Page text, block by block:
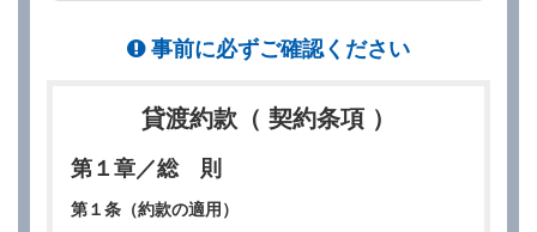
事前に必ずご確認ください
貸渡約款（ 契約条項 ）
第１章／総 則
第１条（約款の適用）